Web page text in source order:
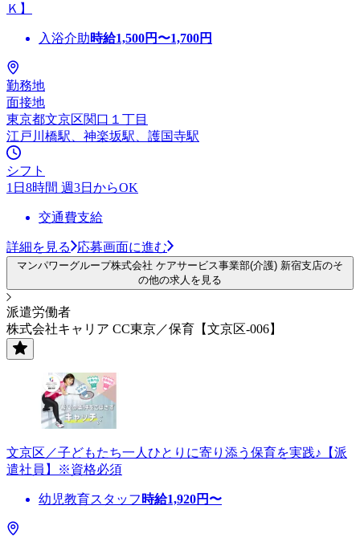
Ｋ】
入浴介助時給1,500円〜1,700円
勤務地
面接地
東京都文京区関口１丁目
江戸川橋駅、神楽坂駅、護国寺駅
シフト
1日8時間 週3日からOK
交通費支給
詳細を見る 応募画面に進む
マンパワーグループ株式会社 ケアサービス事業部(介護) 新宿支店のそ
の他の求人を見る
派遣労働者
株式会社キャリア CC東京／保育【文京区-006】
文京区／子どもたち一人ひとりに寄り添う保育を実践♪【派
遣社員】※資格必須
幼児教育スタッフ 時給1,920円〜